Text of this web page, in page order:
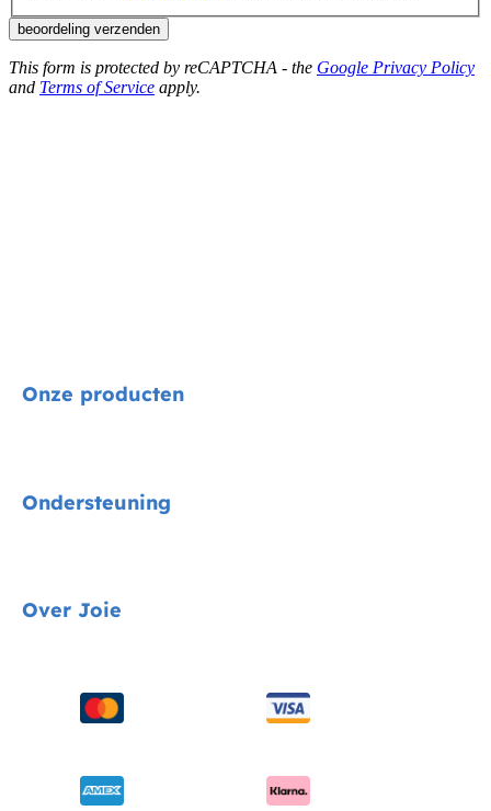
beoordeling verzenden
This form is protected by reCAPTCHA - the Google Privacy Policy
and Terms of Service apply.
Onze producten
Kinderstoelen
Wiegen & ledikanten
Ondersteuning
Productondersteuning
Compatibele producten
Over Joie
Over ons
Onderscheidingen